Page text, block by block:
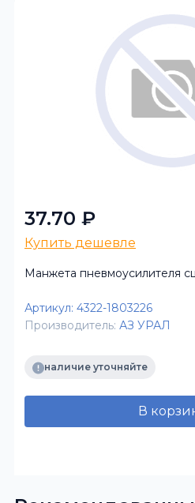
37.70 ₽
Купить дешевле
Манжета пневмоусилителя
Артикул: 4322-1803226
Производитель: АЗ УРАЛ
наличие уточняйте
В